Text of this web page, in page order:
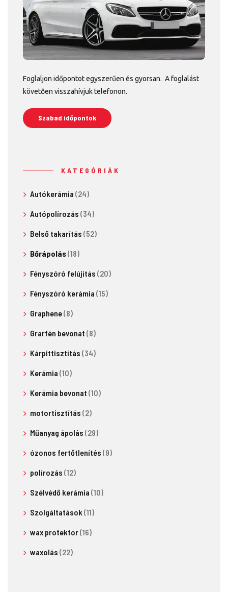
Foglaljon időpontot egyszerűen és gyorsan. A foglalást
követően visszahívjuk telefonon.
Szabad időpontok
KATEGÓRIÁK
Autókerámia (24)
Autópolírozás (34)
Belső takarítás (52)
Bőrápolás(18)
Fényszóró felújítás (20)
Fényszóró kerámia (15)
Graphene(8)
Grarfén bevonat (8)
Kárpittisztítás (34)
Kerámia (10)
Kerámia bevonat (10)
motortisztítás (2)
Műanyag ápolás (29)
ózonos fertőtlenítés (9)
polírozás (12)
Szélvédő kerámia (10)
Szolgáltatások (11)
wax protektor(16)
waxolás (22)